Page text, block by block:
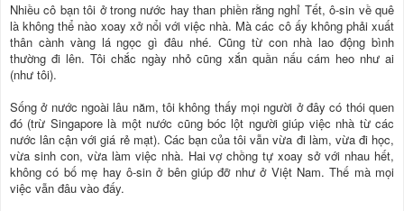
Nhiều cô bạn tôi ở trong nước hay than phiền rằng nghỉ Tết, ô-sin về quê
là không thể nào xoay xở nổi với việc nhà. Mà các cô ấy không phải xuất
thân cành vàng lá ngọc gì đâu nhé. Cũng từ con nhà lao động bình
thường đi lên. Tôi chắc ngày nhỏ cũng xắn quần nấu cám heo như ai
(như tôi).
Sống ở nước ngoài lâu năm, tôi không thấy mọi người ở đây có thói quen
đó (trừ Singapore là một nước cũng bóc lột người giúp việc nhà từ các
nước lân cận với giá rẻ mạt). Các bạn của tôi vẫn vừa đi làm, vừa đi học,
vừa sinh con, vừa làm việc nhà. Hai vợ chồng tự xoay sở với nhau hết,
không có bố mẹ hay ô-sin ở bên giúp đỡ như ở Việt Nam. Thế mà mọi
việc vẫn đâu vào đấy.